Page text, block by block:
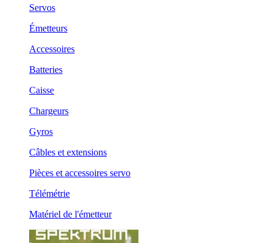
Servos
Émetteurs
Accessoires
Batteries
Caisse
Chargeurs
Gyros
Câbles et extensions
Pièces et accessoires servo
Télémétrie
Matériel de l'émetteur